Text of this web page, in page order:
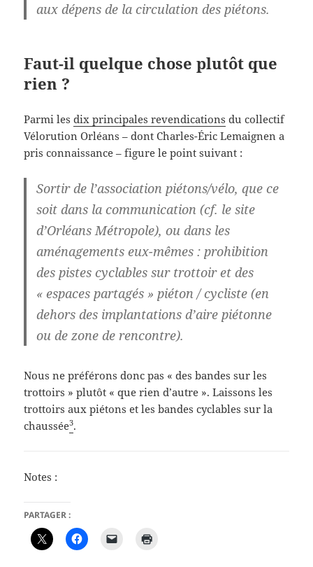
aux dépens de la circulation des piétons.
Faut-il quelque chose plutôt que
rien ?
Parmi lesdix principales revendications du collectif
Vélorution Orléans – dont Charles-Éric Lemaignen a
pris connaissance – figure le point suivant :
Sortir de l’association piétons/vélo, que ce
soit dans la communication (cf. le site
d’Orléans Métropole), ou dans les
aménagements eux-mêmes : prohibition
des pistes cyclables sur trottoir et des
« espaces partagés » piéton / cycliste (en
dehors des implantations d’aire piétonne
ou de zone de rencontre).
Nous ne préférons donc pas « des bandes sur les
trottoirs » plutôt « que rien d’autre ». Laissons les
trottoirs aux piétons et les bandes cyclables sur la
chaussée3.
Notes :
PARTAGER :